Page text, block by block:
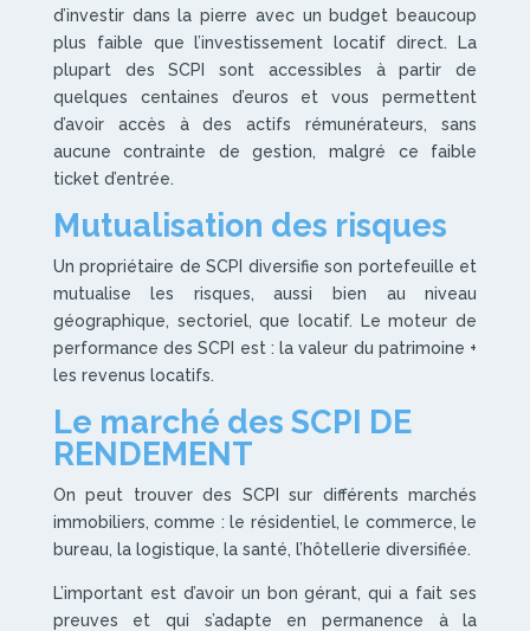
d’investir dans la pierre avec un budget beaucoup
plus faible que l’investissement locatif direct. La
plupart des SCPI sont accessibles à partir de
quelques centaines d’euros et vous permettent
d’avoir accès à des actifs rémunérateurs, sans
aucune contrainte de gestion, malgré ce faible
ticket d’entrée.
Mutualisation des risques
Un propriétaire de SCPI diversifie son portefeuille et
mutualise les risques, aussi bien au niveau
géographique, sectoriel, que locatif. Le moteur de
performance des SCPI est : la valeur du patrimoine +
les revenus locatifs.
Le marché des SCPI DE
RENDEMENT
On peut trouver des SCPI sur différents marchés
immobiliers, comme : le résidentiel, le commerce, le
bureau, la logistique, la santé, l’hôtellerie diversifiée.
L’important est d’avoir un bon gérant, qui a fait ses
preuves et qui s’adapte en permanence à la